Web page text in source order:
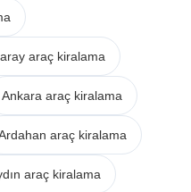
araç kiralama
Ankara araç kiralama
araç kiralama
araç kiralama